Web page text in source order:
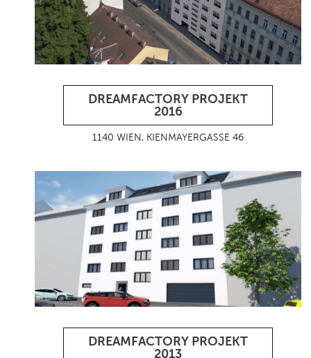
DREAMFACTORY PROJEKT
2016
1140 WIEN, KIENMAYERGASSE 46
DREAMFACTORY PROJEKT
2013